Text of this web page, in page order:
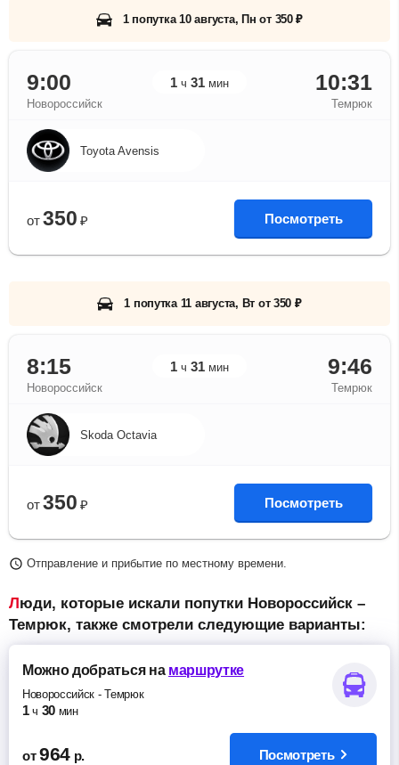
1 попутка 10 августа, Пн от 350 ₽
9:00 1 ч 31 мин 10:31
Новороссийск Темрюк
Toyota Avensis
от 350 ₽ Посмотреть
1 попутка 11 августа, Вт от 350 ₽
8:15 1 ч 31 мин 9:46
Новороссийск Темрюк
Skoda Octavia
от 350 ₽ Посмотреть
Отправление и прибытие по местному времени.
Люди, которые искали попутки Новороссийск –
Темрюк, также смотрели следующие варианты:
Можно добратьсяна маршрутке
Новороссийск -Темрюк
1 ч 30 мин
от 964 р. Посмотреть